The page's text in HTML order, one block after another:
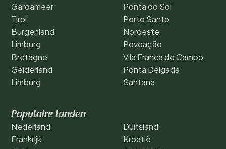
Gardameer
Tirol
Burgenland
Limburg
Bretagne
Gelderland
Limburg
Ponta do Sol
Porto Santo
Nordeste
Povoação
Vila Franca do Campo
Ponta Delgada
Santana
Populaire landen
Nederland
Frankrijk
Duitsland
Kroatië